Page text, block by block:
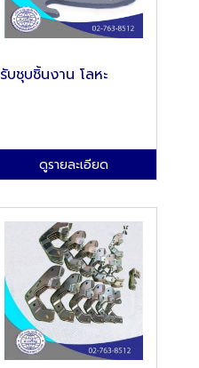
รับชุบชิ้นงาน โลหะ
ดูรายละเอียด